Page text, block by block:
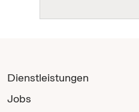
Dienstleistungen
Jobs